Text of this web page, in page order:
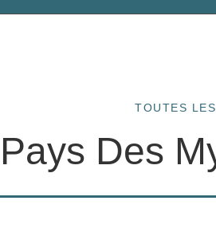
TOUTES
Des